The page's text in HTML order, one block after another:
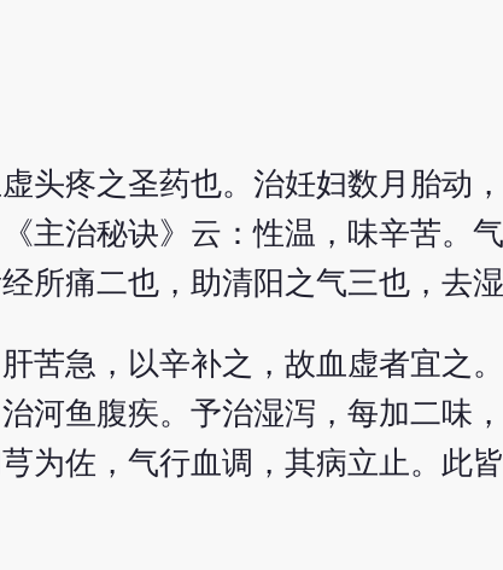
头疼之圣药也。治妊妇数月胎动
主治秘诀》云：性温，味辛苦。
所痛二也，助清阳之气三也，去湿
苦急，以辛补之，故血虚者宜之
河鱼腹疾。予治湿泻，每加二味
为佐，气行血调，其病立止。此